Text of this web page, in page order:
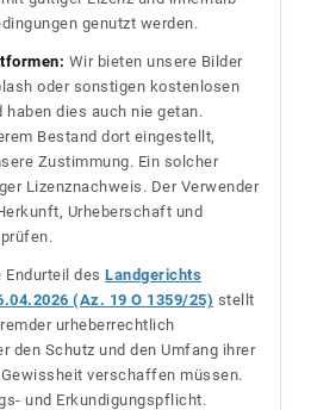
genutzt werden.
Wir bieten unsere Bilder
oder sonstigen kostenlosen
haben dies auch nie getan.
Bestand dort eingestellt,
Zustimmung. Ein solcher
Lizenznachweis. Der Verwender
Urheberschaft und
des Landgerichts
(Az. 19 O 1359/25) stellt
urheberrechtlich
den Schutz und den Umfang ihrer
verschaffen müssen.
und Erkundigungspflicht.